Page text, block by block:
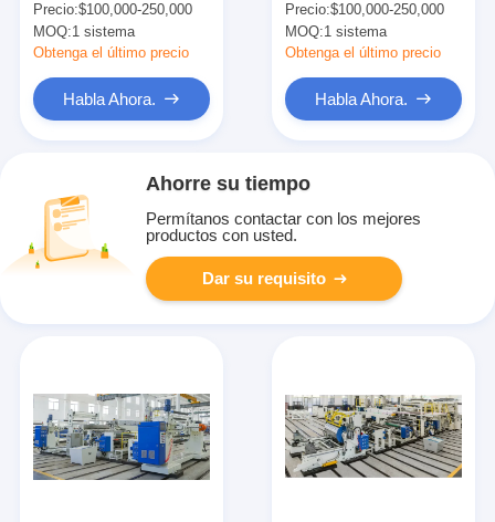
papel de taza de café
400gsm mono
Precio:$100,000-250,000
MOQ:1 sistema
Obtenga el último precio
Habla Ahora.
recubrimiento 8-45
g/m²
Precio:$100,000-250,000
MOQ:1 sistema
Obtenga el último precio
Habla Ahora.
Ahorre su tiempo
Permítanos contactar con los mejores
productos con usted.
Dar su requisito